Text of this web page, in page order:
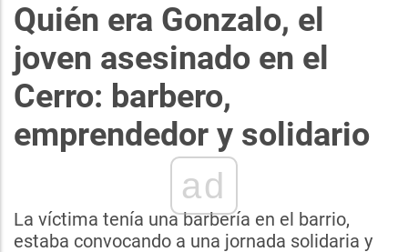
Quién era Gonzalo, el
joven asesinado en el
Cerro: barbero,
emprendedor y solidario
ad
La víctima tenía una barbería en el barrio,
estaba convocando a una jornada solidaria y